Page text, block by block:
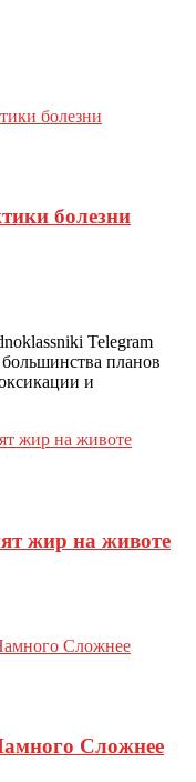
болезни
Telegram
планов
и
жир на животе
Сложнее